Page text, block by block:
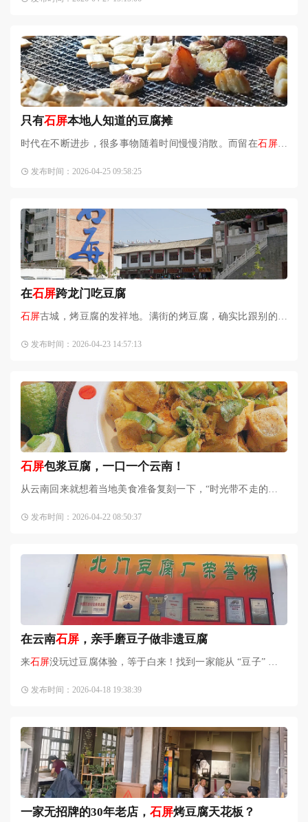
名声远扬，而当身临此地
只有石屏本地人知道的豆腐摊
时代在不断进步，很多事物随着时间慢慢消散。而留在石屏人
些只有石屏 人知道的豆腐
发布时间：2026-04-25 09:58:25
在石屏跨龙门吃豆腐
石屏古城，烤豆腐的发祥地。满街的烤豆腐，确实比跟别的地
不管认识不认识的围着炉
发布时间：2026-04-23 14:57:13
石屏包浆豆腐，一口一个云南！
从云南回来就想着当地美食准备复刻一下，“时光带不走的是我
买了一些。马上安排
发布时间：2026-04-22 08:50:37
在云南石屏 ，亲手磨豆子做非遗豆腐
来石屏没玩过豆腐体验，等于白来！找到一家能从 “豆子” 玩到
发布时间：2026-04-18 19:38:39
一家无招牌的30年老店， 石屏烤豆腐天花板？